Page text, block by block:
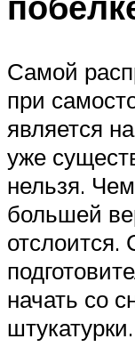
Самой
при
является
уже
нельзя.
большей
отслоится.
начать со
штукатурки.